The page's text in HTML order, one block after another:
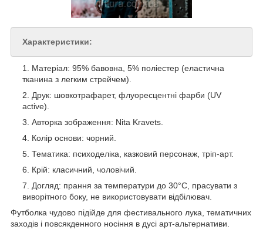
Характеристики:
Матеріал: 95% бавовна, 5% поліестер (еластична
тканина з легким стрейчем).
Друк: шовкотрафарет, флуоресцентні фарби (UV
active).
Авторка зображення: Nita Kravets.
Колір основи: чорний.
Тематика: психоделіка, казковий персонаж, тріп-арт.
Крій: класичний, чоловічий.
Догляд: прання за температури до 30°C, прасувати з
виворітного боку, не використовувати відбілювач.
Футболка чудово підійде для фестивального лука, тематичних
заходів і повсякденного носіння в дусі арт-альтернативи.